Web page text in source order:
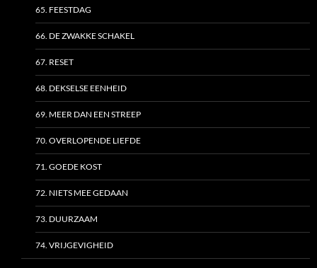
65. FEESTDAG
66. DE ZWAKKE SCHAKEL
67. RESET
68. DEKSELSE EENHEID
69. MEER DAN EEN STREEP
70. OVERLOPENDE LIEFDE
71. GOEDE KOST
72. NIETS MEE GEDAAN
73. DUURZAAM
74. VRIJGEVIGHEID